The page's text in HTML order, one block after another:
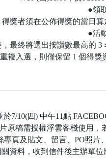
●領
得獎者須在公佈得獎的當日算
●活
最終將選出按讚數最高的 3
複入選，則僅保留 1 個得獎
7/10(四) 中午11點
稿需授權浮雲客棧使用，
頁及貼文、留言、PO照
資料，收到信件後主辦單位